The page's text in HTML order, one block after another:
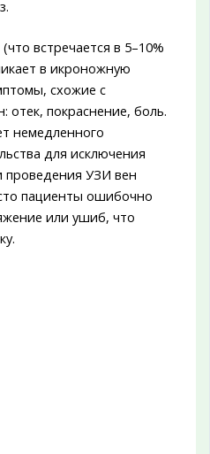
встречается в 5–10%
в икроножную
схожие с
отек, покраснение, боль.
немедленного
для исключения
проведения УЗИ вен
пациенты ошибочно
или ушиб, что